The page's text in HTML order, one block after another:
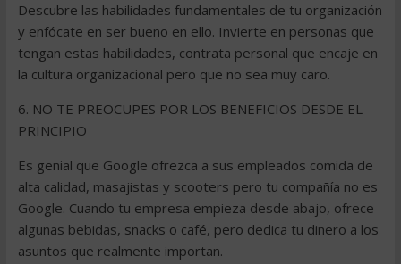
Descubre las habilidades fundamentales de tu organización
y enfócate en ser bueno en ello. Invierte en personas que
tengan estas habilidades, contrata personal que encaje en
la cultura organizacional pero que no sea muy caro.
6. NO TE PREOCUPES POR LOS BENEFICIOS DESDE EL
PRINCIPIO
Es genial que Google ofrezca a sus empleados comida de
alta calidad, masajistas y scooters pero tu compañía no es
Google. Cuando tu empresa empieza desde abajo, ofrece
algunas bebidas, snacks o café, pero dedica tu dinero a los
asuntos que realmente importan.